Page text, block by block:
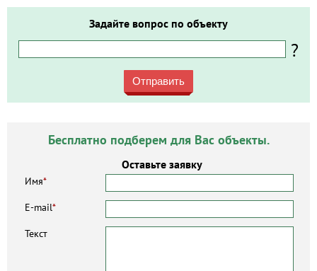
Задайте вопрос по объекту
?
Отправить
Бесплатно подберем для Вас объекты.
Оставьте заявку
Имя*
E-mail*
Текст